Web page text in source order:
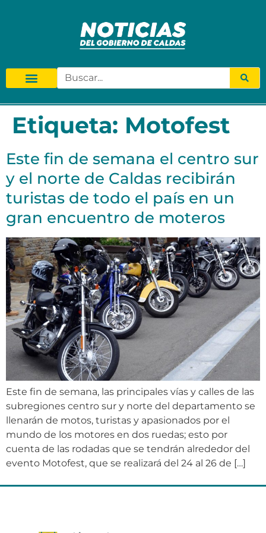
Etiqueta: Motofest
Este fin de semana el centro sur
y el norte de Caldas recibirán
turistas de todo el país en un
gran encuentro de moteros
Este fin de semana, las principales vías y calles de las
subregiones centro sur y norte del departamento se
llenarán de motos, turistas y apasionados por el
mundo de los motores en dos ruedas; esto por
cuenta de las rodadas que se tendrán alrededor del
evento Motofest, que se realizará del 24 al 26 de […]